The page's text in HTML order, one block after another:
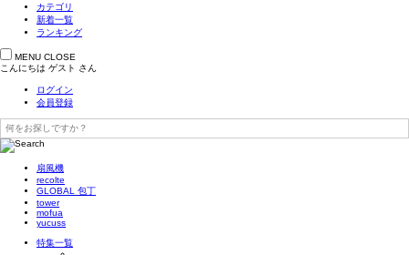
カテゴリ
新着一覧
ランキング
MENU CLOSE
こんにちは ゲスト さん
ログイン
会員登録
扇風機
recolte
GLOBAL 包丁
tower
mofua
yucuss
特集一覧